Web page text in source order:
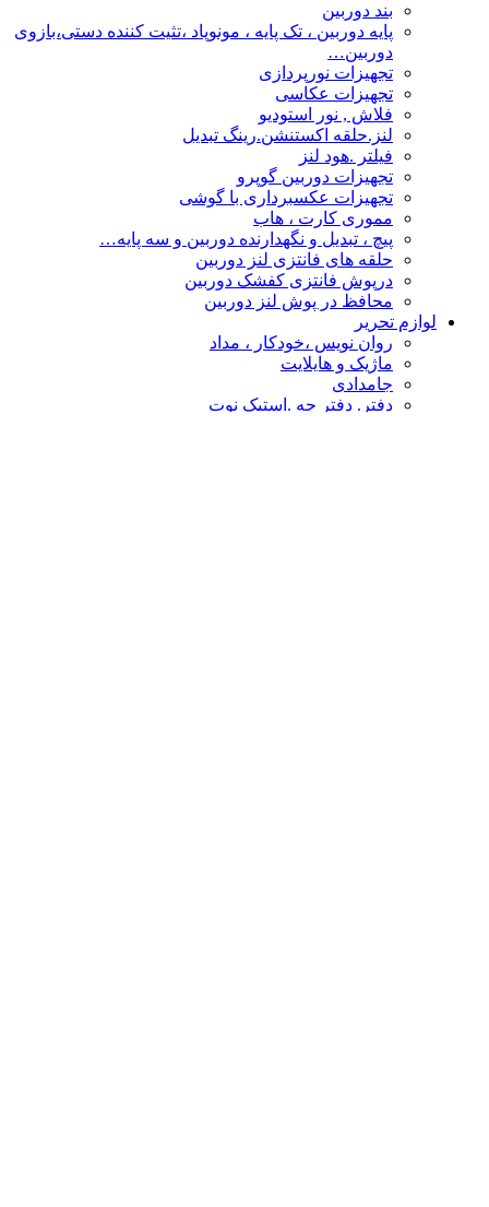
بند دوربین
پایه دوربین ، تک پایه ، مونوپاد ،تثیت کننده دستی،بازوی
دوربین…
تجهیزات نورپردازی
تجهیزات عکاسی
فلاش , نور استودیو
لنز.حلقه اکستنشن.رینگ تبدیل
فیلتر .هود لنز
تجهیزات دوربین گوپرو
تجهیزات عکسبرداری با گوشی
مموری کارت ، هاب
پیچ ، تبدیل و نگهدارنده دوربین و سه پایه…
حلقه های فانتزی لنز دوربین
درپوش فانتزی کفشک دوربین
محافظ در پوش لنز دوربین
لوازم تحریر
روان نویس ،خودکار ، مداد
ماژیک و هایلایت
جامدادی
دفتر. دفتر چه .استیک نوت